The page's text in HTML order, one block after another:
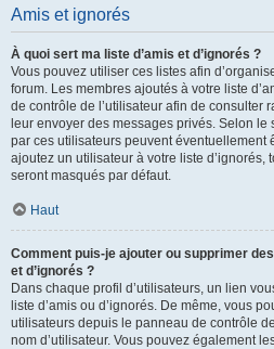
Amis et ignorés
À quoi sert ma liste d’amis et d’ignorés ?
Vous pouvez utiliser ces listes afin
forum. Les membres ajoutés à votre liste
de contrôle de l’utilisateur afin de consulter
leur envoyer des messages privés. Selon
par ces utilisateurs peuvent éventuellement
ajoutez un utilisateur à votre liste d’ignorés,
seront masqués par défaut.
Haut
Comment puis-je ajouter ou supprimer
et d’ignorés ?
Dans chaque profil d’utilisateurs, un lien
liste d’amis ou d’ignorés. De même, vous
utilisateurs depuis le panneau de contrôle
nom d’utilisateur. Vous pouvez également